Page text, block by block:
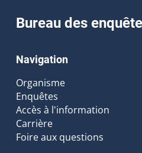
Bureau des
Navigation
Organisme
Enquêtes
Accès à l'information
Carrière
Foire aux questions